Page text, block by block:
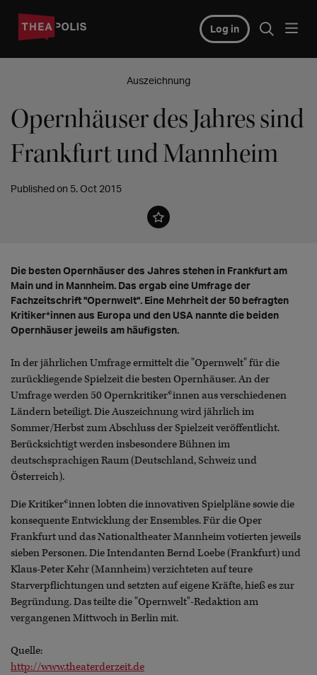
Log in
Auszeichnung
Opernhäuser des Jahres sind
Frankfurt und Mannheim
Published on 5. Oct 2015
Die besten Opernhäuser des Jahres stehen in Frankfurt am
Main und in Mannheim. Das ergab eine Umfrage der
Fachzeitschrift "Opernwelt". Eine Mehrheit der 50 befragten
Kritiker*innen aus Europa und den USA nannte die beiden
Opernhäuser jeweils am häufigsten.
In der jährlichen Umfrage ermittelt die "Opernwelt" für die
zurückliegende Spielzeit die besten Opernhäuser. An der
Umfrage werden 50 Opernkritiker*innen aus verschiedenen
Ländern beteiligt. Die Auszeichnung wird jährlich im
Sommer/Herbst zum Abschluss der Spielzeit veröffentlicht.
Berücksichtigt werden insbesondere Bühnen im
deutschsprachigen Raum (Deutschland, Schweiz und
Österreich).
Die Kritiker*innen lobten die innovativen Spielpläne sowie die
konsequente Entwicklung der Ensembles. Für die Oper
Frankfurt und das Nationaltheater Mannheim votierten jeweils
sieben Personen. Die Intendanten Bernd Loebe (Frankfurt) und
Klaus-Peter Kehr (Mannheim) verzichteten auf teure
Starverpflichtungen und setzten auf eigene Kräfte, hieß es zur
Begründung. Das teilte die "Opernwelt"-Redaktion am
vergangenen Mittwoch in Berlin mit.
Quelle:
http://www.theaterderzeit.de